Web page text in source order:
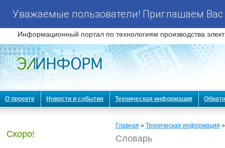
Уважаемые пользователи! Приглашаем
Информационный портал по технологиям производства
О проекте Новости и события Техническая информация
Скоро!
Главная » Техническая информация
Словарь